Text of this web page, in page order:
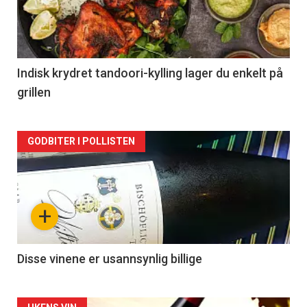
nå
-
2
Indisk krydret tandoori-kylling lager du enkelt på
grillen
Forsiden
akkurat
nå
3
+
GODBITER I POLLISTEN
Disse vinene er usannsynlig billige